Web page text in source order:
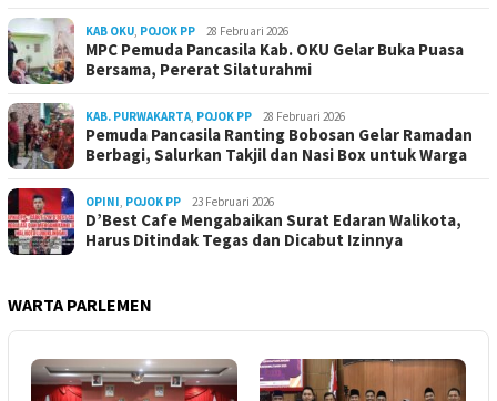
KAB OKU POJOK PP 28 Februari 2026
MPC Pemuda Pancasila Kab. OKU Gelar Buka Puasa
Bersama, Pererat Silaturahmi
KAB. PURWAKARTA POJOK PP 28 Februari 2026
Pemuda Pancasila Ranting Bobosan Gelar Ramadan
Berbagi, Salurkan Takjil dan Nasi Box untuk Warga
OPINI POJOK PP 23 Februari 2026
D’Best Cafe Mengabaikan Surat Edaran Walikota,
Harus Ditindak Tegas dan Dicabut Izinnya
WARTA PARLEMEN